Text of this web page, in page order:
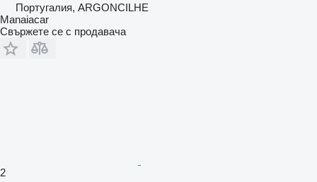
Португалия, ARGONCILHE
Manaiacar
Свържете се с продавача
2